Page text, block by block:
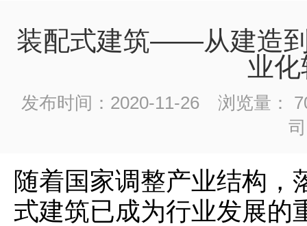
装配式建筑——从建造
业
发布时间：2020-11-26
浏览量：
司
随着国家调整产业结构，
式建筑已成为行业发展的